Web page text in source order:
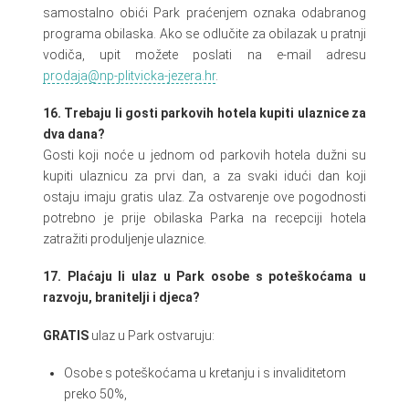
samostalno obići Park praćenjem oznaka odabranog
programa obilaska. Ako se odlučite za obilazak u pratnji
vodiča, upit možete poslati na e-mail adresu
prodaja@np-plitvicka-jezera.hr.
16. Trebaju li gosti parkovih hotela kupiti ulaznice za
dva dana?
Gosti koji noće u jednom od parkovih hotela dužni su
kupiti ulaznicu za prvi dan, a za svaki idući dan koji
ostaju imaju gratis ulaz. Za ostvarenje ove pogodnosti
potrebno je prije obilaska Parka na recepciji hotela
zatražiti produljenje ulaznice.
17.
Plaćaju li ulaz u Park osobe s poteškoćama u
razvoju, branitelji i djeca?
GRATIS ulaz u Park ostvaruju:
Osobe s poteškoćama u kretanju i s invaliditetom
preko 50%,